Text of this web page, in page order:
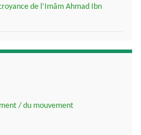
de l’Imâm Ahmad Ibn
/ du mouvement